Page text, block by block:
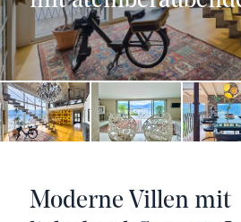
Moderne Villen mit